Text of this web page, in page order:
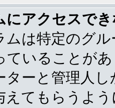
にアクセスで
ムは特定のグ
ていることが
ターと管理人
えてもらうよ